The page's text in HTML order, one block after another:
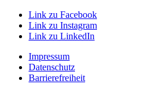
Link zu Facebook
Link zu Instagram
Link zu LinkedIn
Impressum
Datenschutz
Barrierefreiheit